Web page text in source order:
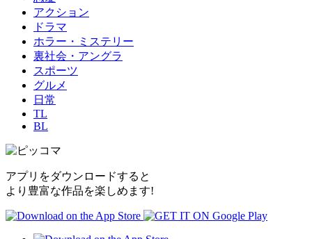
アクション
ドラマ
ホラー・ミステリー
裏社会・アングラ
スポーツ
グルメ
日常
TL
BL
アプリをダウンロードすると
より豊富な作品を楽しめます!